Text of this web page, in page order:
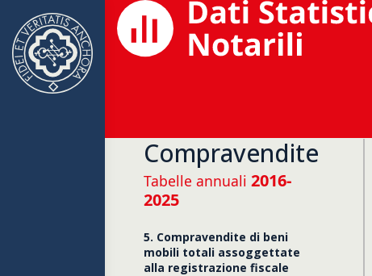
Compravendite
Tabelle annuali 2016-
2025
5. Compravendite di beni
mobili totali assoggettate
alla registrazione fiscale